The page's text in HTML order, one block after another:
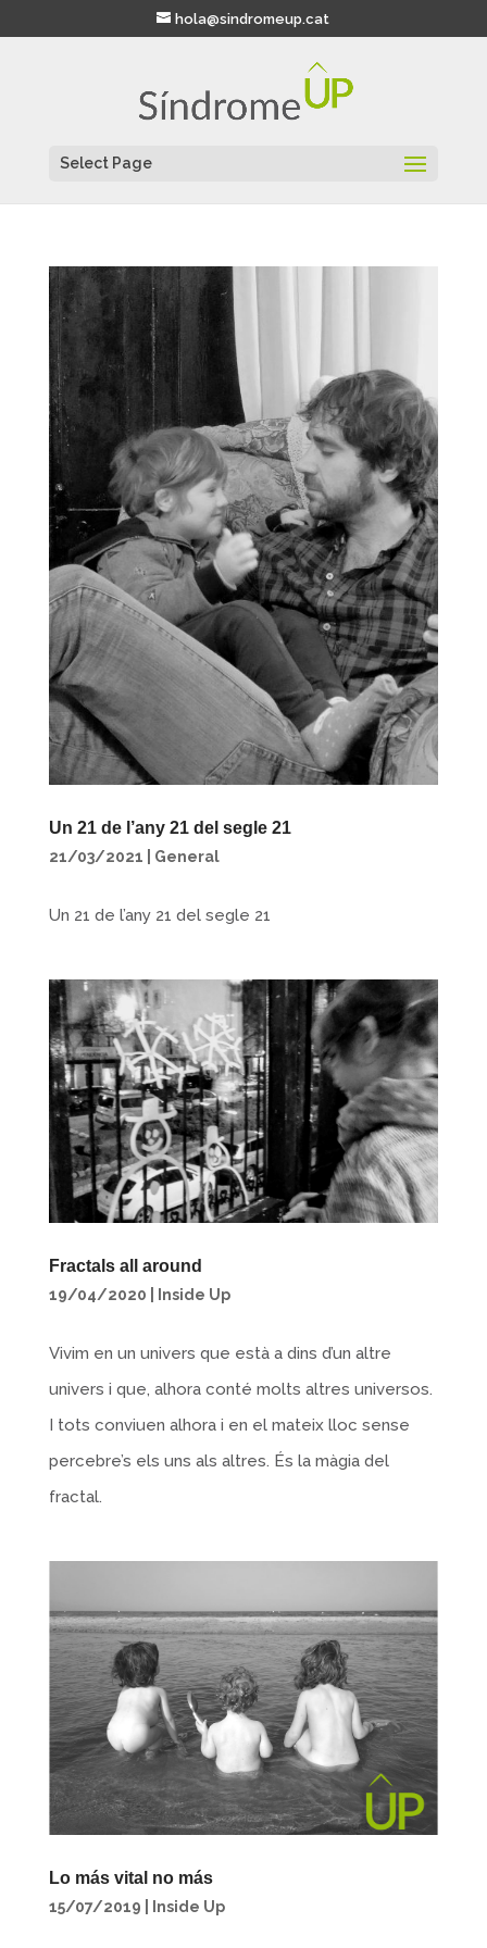
hola@sindromeup.cat
Select Page
Un 21 de l’any 21 del segle 21
21/03/2021 General
Un 21 de l’any 21 del segle 21
Fractals all around
19/04/2020 Inside Up
Vivim en un univers que està a dins d’un altre
univers i que, alhora conté molts altres universos.
I tots conviuen alhora i en el mateix lloc sense
percebre’s els uns als altres. És la màgia del
fractal.
Lo más vital no más
15/07/2019 Inside Up